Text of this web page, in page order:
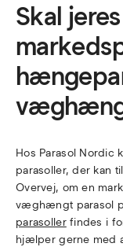
Skal
Hos Parasol Nordic
parasoller, der kan
Overvej, om en
væghængt parasol
parasollerfindes i
hjælper gerne med